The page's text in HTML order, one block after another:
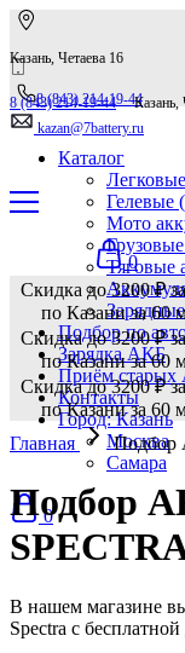
Казань, Четаева 16
8 (843) 214-19-44
kazan@7battery.ru
8 (843) 214-19-44Казань,
Каталог
Гелевые
Мото
Тяговые
Подбор по
Зарядка АКБ
Приём
Контакты
Город: Казань
Москва
Самара
0
0
Скидка до 3200 ₽
по Казани за 60
Скидка до 3200 ₽
по Казани за 60
Скидка до 3200 ₽
по Казани за 60
Главная
Подбор
Подбор
В нашем магазине
Spectra с